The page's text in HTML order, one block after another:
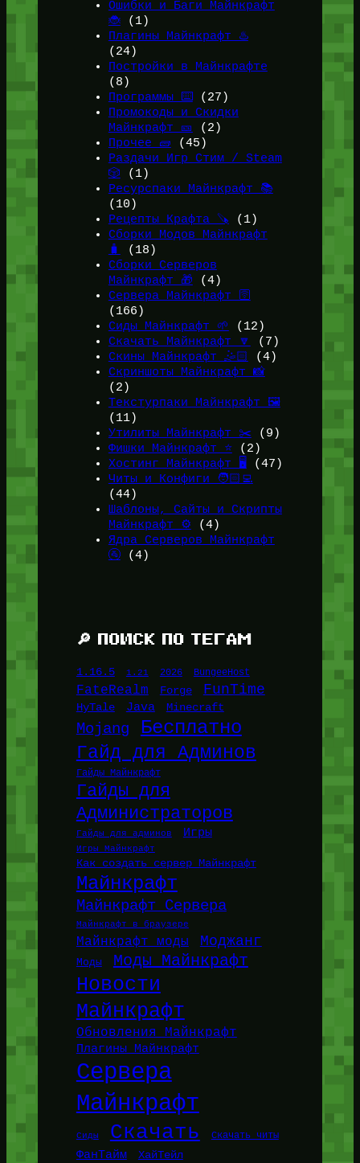
Ошибки и Баги Майнкрафт
🐞(1)
Плагины Майнкрафт ♨️
(24)
Постройки в Майнкрафте
(8)
Программы ⌨️ (27)
Промокоды и Скидки
Майнкрафт 🎫
(2)
Прочее 🧱 (45)
Раздачи Игр Стим / Steam
🎲 (1)
Ресурспаки Майнкрафт 📚
(10)
Рецепты Крафта 🪚 (1)
Сборки Модов Майнкрафт
🧳
(18)
Сборки Серверов
Майнкрафт 🎁 (4)
Сервера Майнкрафт 🛜
(166)
Сиды Майнкрафт 🌱
(12)
Скачать Майнкрафт 🔽
(7)
Скины Майнкрафт 🤹🏻
(4)
Скриншоты Майнкрафт 📸
(2)
Текстурпаки Майнкрафт 🖼️
(11)
Утилиты Майнкрафт ✂️ (9)
Фишки Майнкрафт ⭐(2)
Хостинг Майнкрафт 🖥️ (47)
Читы и Конфиги 🧑🏻‍💻
(44)
Шаблоны, Сайты и Скрипты
Майнкрафт ⚙️ (4)
Ядра Серверов Майнкрафт
🚰(4)
🔎 ПОИСК ПО ТЕГАМ
1.16.5 1.21 2026 BungeeHost
FateRealm Forge FunTime
HyTale Java Minecraft
Mojang Бесплатно
Гайд для Админов
Гайды Майнкрафт
Гайды для
Администраторов
Гайды для админов Игры
Игры Майнкрафт
Как создать сервер Майнкрафт
Майнкрафт
Майнкрафт Сервера
Майнкрафт в браузере
Майнкрафт моды Моджанг
Моды Моды Майнкрафт
Новости
Майнкрафт
Обновления Майнкрафт
Плагины Майнкрафт
Сервера
Майнкрафт
Сиды Скачать Скачать читы
ФанТайм ХайТейл